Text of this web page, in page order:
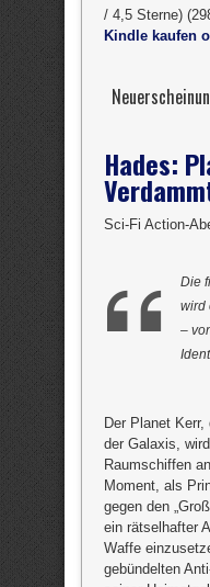
/ 4,5 Sterne)
Kindle kaufen
Hades:
Sci-Fi Action-
Die
wird
–
Der Planet
der Galaxis,
Raumschiffen
Moment, als
gegen den
ein rätselhafter
Waffe
gebündelten